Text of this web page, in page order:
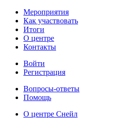
Мероприятия
Как участвовать
Итоги
О центре
Контакты
Войти
Регистрация
Вопросы-ответы
Помощь
О центре Снейл